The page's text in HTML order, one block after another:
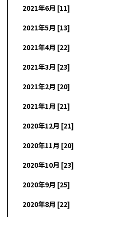
2021年6月 [11]
2021年5月 [13]
2021年4月 [22]
2021年3月 [23]
2021年2月 [20]
2021年1月 [21]
2020年12月 [21]
2020年11月 [20]
2020年10月 [23]
2020年9月 [25]
2020年8月 [22]